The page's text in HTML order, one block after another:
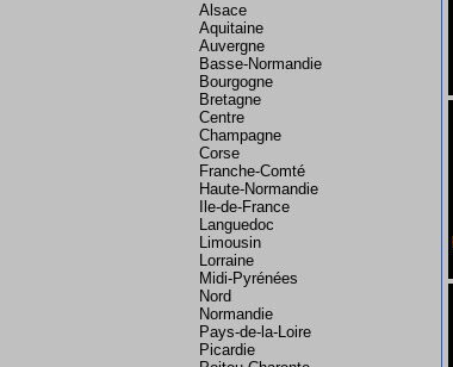
Alsace
Aquitaine
Auvergne
Basse-Normandie
Bourgogne
Bretagne
Centre
Champagne
Corse
Franche-Comté
Haute-Normandie
Ile-de-France
Languedoc
Limousin
Lorraine
Midi-Pyrénées
Nord
Normandie
Pays-de-la-Loire
Picardie